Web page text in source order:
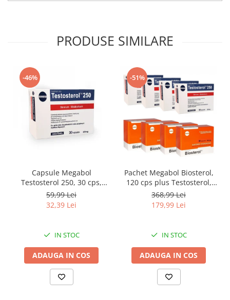
Tablete energizante
Uniforme si saboti medicali
Saboti medicali
Resigilate
PRODUSE SIMILARE
-46%
Capsule Megabol
Testosterol 250, 30 cps,
puternic anabolizant
natural, creste nivelul de
testosteron
59,99 Lei
32,39 Lei
IN STOC
ADAUGA IN COS
-51%
Pachet Megabol Biosterol,
120 cps plus Testosterol,
120 cps, stimulare
testosteron si hormon de
crestere, inhibare estrogen
368,99 Lei
179,99 Lei
IN STOC
ADAUGA IN COS